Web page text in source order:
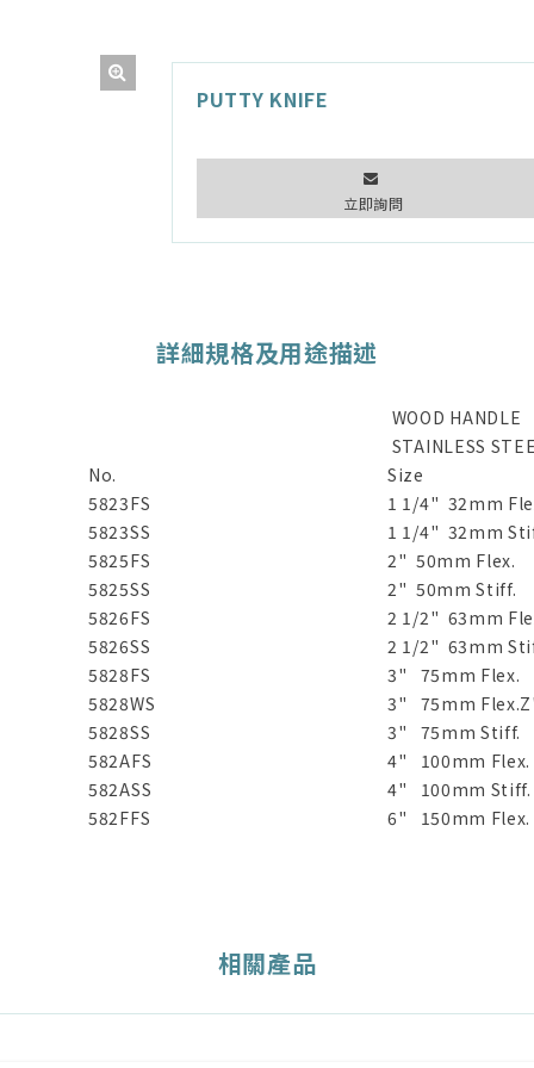
PUTTY KNIFE
立即詢問
詳細規格及用途描述
WOOD HANDLE
STAINLESS
No.
Size
5823FS
1 1/4" 32mm
5823SS
1 1/4" 32mm
5825FS
2" 50mm Flex.
5825SS
2" 50mm Stiff.
5826FS
2 1/2" 63mm
5826SS
2 1/2" 63mm
5828FS
3" 75mm Flex.
5828WS
3" 75mm
5828SS
3" 75mm
582AFS
4" 100mm Flex.
582ASS
4"
582FFS
6" 150mm Flex.
相關產品